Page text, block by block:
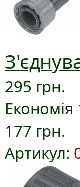
295 грн.
Економія
177 грн.
Артикул: